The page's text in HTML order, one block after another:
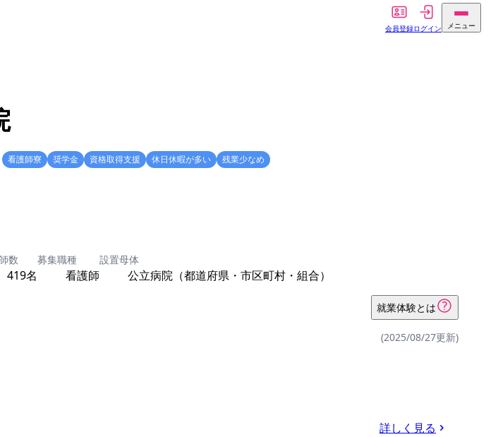
会員登録ログイン メニュー
看護師寮 奨学金 資格取得支援 休日休暇が多い 残業少なめ
数
419名
募集職種
看護師
設置母体
公立病院（都道府県・市区町村・組合）
就業体験とは
(2025/08/27更新)
詳しく見る